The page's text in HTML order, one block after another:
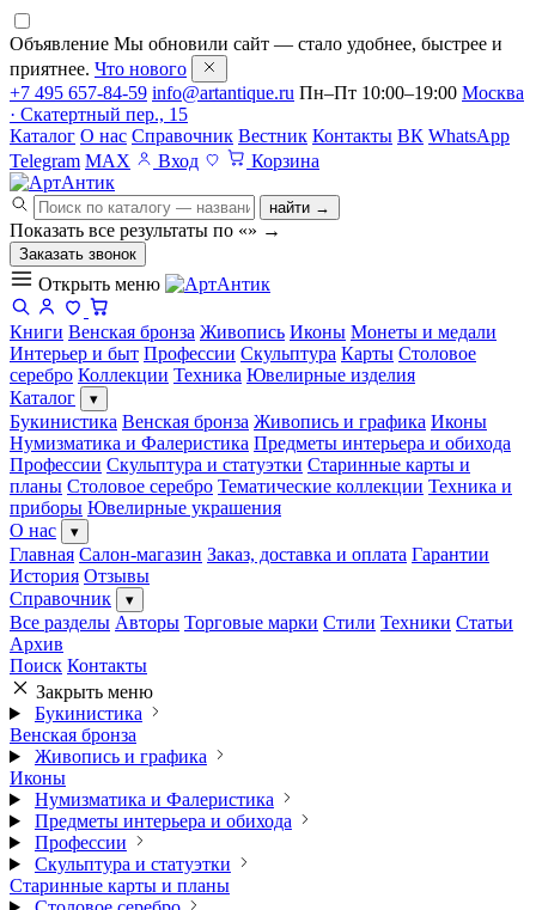
Объявление Мы обновили сайт — стало удобнее, быстрее и
приятнее. Что нового
+7 495 657-84-59 info@artantique.ru Пн–Пт 10:00–19:00 Москва
· Скатертный пер., 15
Каталог О нас Справочник Вестник Контакты ВК WhatsApp
Telegram MAX Вход Корзина
найти →
Показать все результаты по «» →
Заказать звонок
Открыть меню
Книги Венская бронза Живопись Иконы Монеты и медали
Интерьер и быт Профессии Скульптура Карты Столовое
серебро Коллекции Техника Ювелирные изделия
Каталог
▾
Букинистика Венская бронза Живопись и графика Иконы
Нумизматика и Фалеристика Предметы интерьера и обихода
Профессии Скульптура и статуэтки Старинные карты и
планы Столовое серебро Тематические коллекции Техника и
приборы Ювелирные украшения
О нас
▾
Главная Салон-магазин Заказ, доставка и оплата Гарантии
История Отзывы
Справочник
▾
Все разделы Авторы Торговые марки Стили Техники Статьи
Архив
Поиск Контакты
Закрыть меню
Букинистика
Венская бронза
Живопись и графика
Иконы
Нумизматика и Фалеристика
Предметы интерьера и обихода
Профессии
Скульптура и статуэтки
Старинные карты и планы